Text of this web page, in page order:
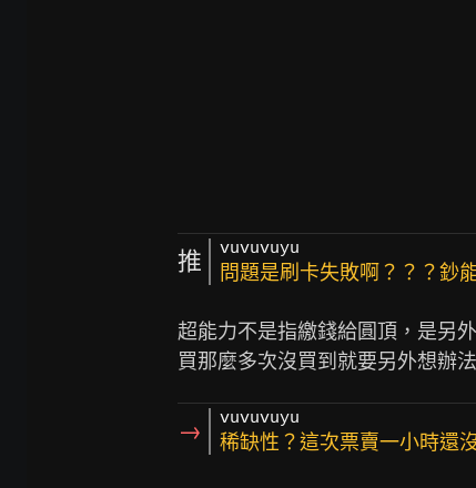
推 vuvuvuyu
問題是刷卡失敗啊？？？鈔
超能力不是指繳錢給圓頂，是另
→ vuvuvuyu
稀缺性？這次票賣一小時還